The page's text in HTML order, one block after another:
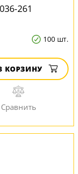
261
100 шт.
КОРЗИНУ